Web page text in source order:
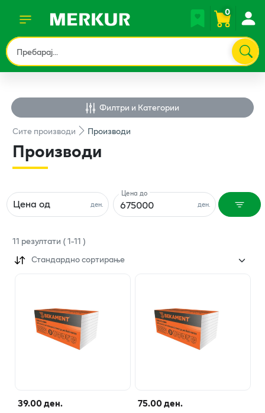
0
Филтри и Категории
Ситепроизводи Производи
Производи
ден.
Цена од ден.
Цена до
11 резултати (1-11)
Стандардно сортирање
39.00 ден. 75.00 ден.